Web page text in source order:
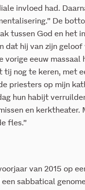
invloed had.
De
tussen God en het
dat hij van zijn geloof
eeuw massaal
tij nog te keren, met
priesters op mijn
hun habijt
en kerktheater.
fles.”
van 2015 op
sabbatical